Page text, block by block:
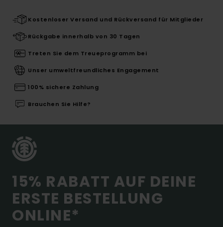
Kostenloser Versand und Rückversand für Mitglieder
Rückgabe innerhalb von 30 Tagen
Treten Sie dem Treueprogramm bei
Unser umweltfreundliches Engagement
100% sichere Zahlung
Brauchen Sie Hilfe?
15% RABATT AUF DEINE
ERSTE BESTELLUNG
ONLINE*